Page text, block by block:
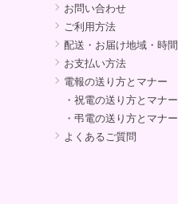
お問い合わせ
ご利用方法
配送・お届け地域・時間
お支払い方法
電報の送り方とマナー
・祝電の送り方とマナー
・弔電の送り方とマナー
よくあるご質問